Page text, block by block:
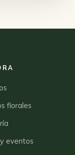
florales
eventos